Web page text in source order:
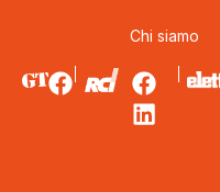
Chi siamo